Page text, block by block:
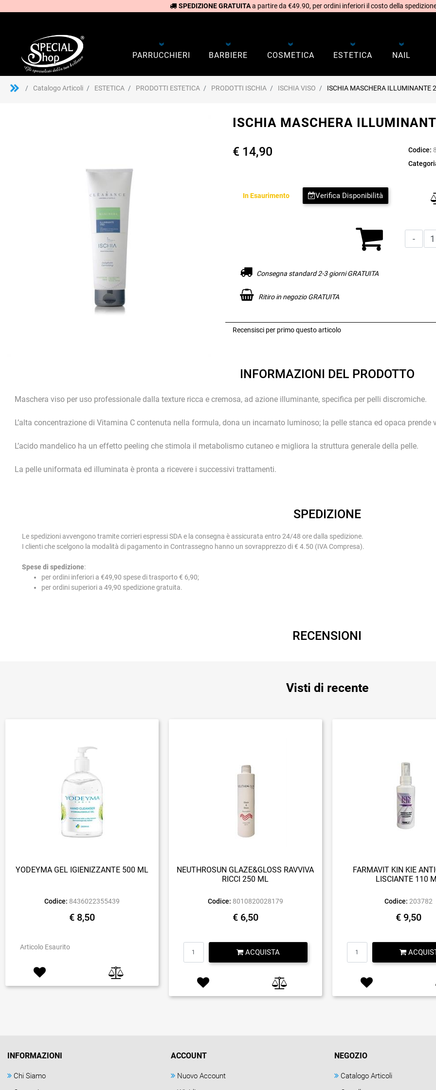
SPEDIZIONE GRATUITAa partire da €49.90, per ordini inferiori il costo della
PARRUCCHIERI BARBIERE COSMETICA ESTETICA NAIL
Catalogo Articoli ESTETICA PRODOTTI ESTETICA PRODOTTI ISCHIA ISCHIA VISO ISCHIA MASCHERA ILLUMINANTE
ISCHIA MASCHERA
€ 14,90 Codice:
Verifica Disponibilità
In Esaurimento
Consegna standard 2-3 giorni GRATUITA
Ritiro in negozio GRATUITA
Recensisci per primo questo articolo
INFORMAZIONI DEL PRODOTTO
Maschera viso per uso professionale dalla texture ricca e cremosa, ad azione illuminante, specifica per pelli discromiche.
L’alta concentrazione di Vitamina C contenuta nella formula, dona un incarnato luminoso; la pelle stanca ed opaca
L’acido mandelico ha un effetto peeling che stimola il metabolismo cutaneo e migliora la struttura generale della pelle.
La pelle uniformata ed illuminata è pronta a ricevere i successivi trattamenti.
SPEDIZIONE
Le spedizioni avvengono tramite corrieri espressi SDA e la consegna è assicurata entro 24/48 ore dalla spedizione.
I clienti che scelgono la modalità di pagamento in Contrassegno hanno un sovrapprezzo di € 4.50 (IVA Compresa).
Spese di spedizione:
per ordini inferiori a €49,90 spese di trasporto € 6,90;
per ordini superiori a 49,90 spedizione gratuita.
RECENSIONI
Visti di recente
YODEYMA GEL IGIENIZZANTE 500 ML
Codice: 8436022355439
€ 8,50
Articolo Esaurito
NEUTHROSUN GLAZE&GLOSS RAVVIVA
RICCI 250 ML
Codice: 8010820028179
€ 6,50
ACQUISTA
FARMAVIT KIN KIE
LISCIANTE 110
Codice: 203782
€ 9,50
INFORMAZIONI
Chi Siamo
ACCOUNT
Nuovo Account
NEGOZIO
Catalogo Articoli